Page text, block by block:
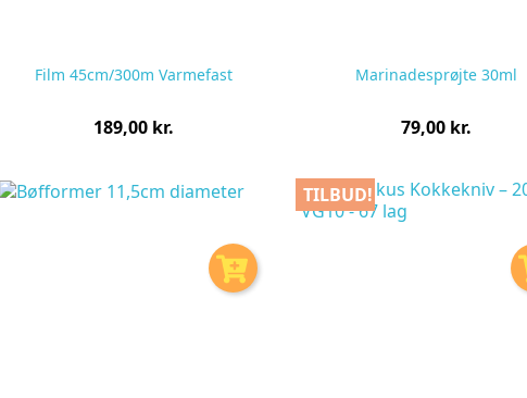
Film 45cm/300m Varmefast
Pris
189,00 kr.
Marinadesprøjte 30ml
Pris
79,00 kr.
TILBUD!